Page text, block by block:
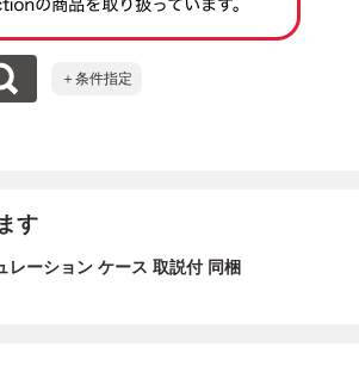
＋条件指定
す
ーション ケース 取説付 同梱